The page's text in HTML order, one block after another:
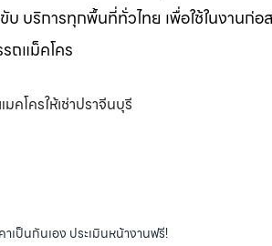
บริการทุกพื้นที่ทั่วไทย เพื่อใช้ในงานก่
ถแม็คโคร
คโครให้เช่าปราจีนบุรี
ป็นกันเอง ประเมินหน้างานฟรี!